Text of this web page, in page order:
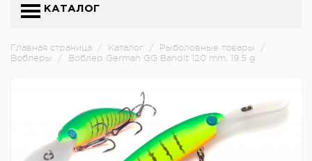
КАТАЛОГ
Главная страница / Каталог / Рыболовные товары
/
Воблеры
/ Воблер German GG Bandit 120 mm, 19.5 g